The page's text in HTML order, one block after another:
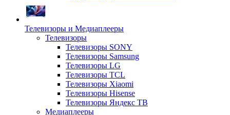
Телевизоры и Медиаплееры
Телевизоры
Телевизоры SONY
Телевизоры Samsung
Телевизоры LG
Телевизоры TCL
Телевизоры Xiaomi
Телевизоры Hisense
Телевизоры Яндекс ТВ
Медиаплееры